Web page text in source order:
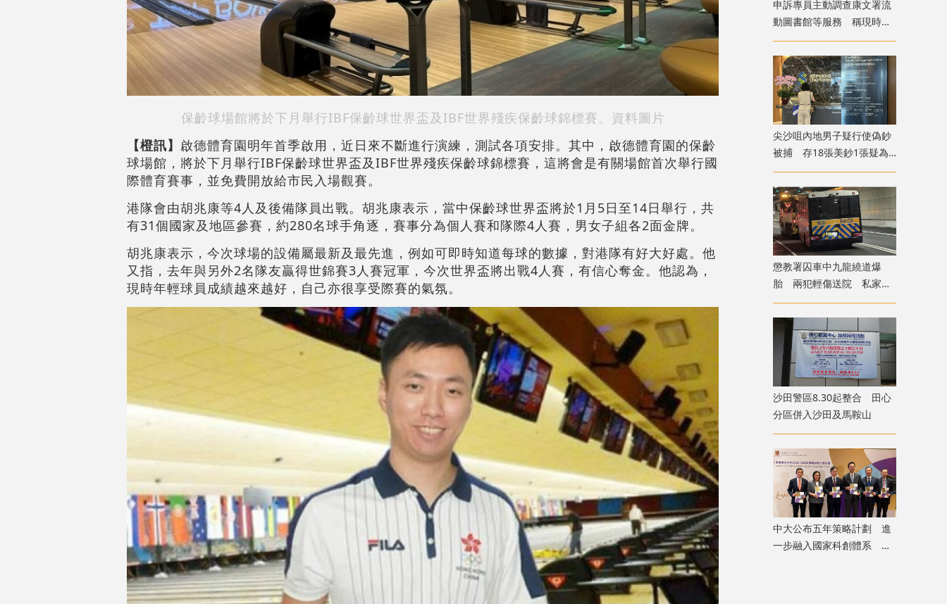
保齡球場館將於下月舉行IBF保齡球世界盃及IBF世界殘疾保齡球錦標賽。資料圖片
【橙訊】 啟德體育園明年首季啟用，近日來不斷進行演練，測試各項安排。其中，啟德體育園的保齡
球場館，將於下月舉行IBF保齡球世界盃及IBF世界殘疾保齡球錦標賽，這將會是有關場館首次舉行國
際體育賽事，並免費開放給市民入場觀賽。
港隊會由胡兆康等4人及後備隊員出戰。胡兆康表示，當中保齡球世界盃將於1月5日至14日舉行，共
有31個國家及地區參賽，約280名球手角逐，賽事分為個人賽和隊際4人賽，男女子組各2面金牌。
胡兆康表示，今次球場的設備屬最新及最先進，例如可即時知道每球的數據，對港隊有好大好處。他
又指，去年與另外2名隊友贏得世錦賽3人賽冠軍，今次世界盃將出戰4人賽，有信心奪金。他認為，
現時年輕球員成績越來越好，自己亦很享受際賽的氣氛。
申訴專員主動調查康文署流
動圖書館等服務 稱現時使
用人次參差
尖沙咀內地男子疑行使偽鈔
被捕 存18張美鈔1張疑為
假
懲教署囚車中九龍繞道爆
胎 兩犯輕傷送院 私家車
疑遭殃及泵把損毀
沙田警區8.30起整合 田心
分區併入沙田及馬鞍山
中大公布五年策略計劃 進
一步融入國家科創體系 將